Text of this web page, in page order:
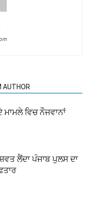
AUTHOR
ਵਿਚ ਨੌਜਵਾਨਾਂ
ਲੈਂਦਾ ਪੰਜਾਬ ਪੁਲਸ ਦਾ